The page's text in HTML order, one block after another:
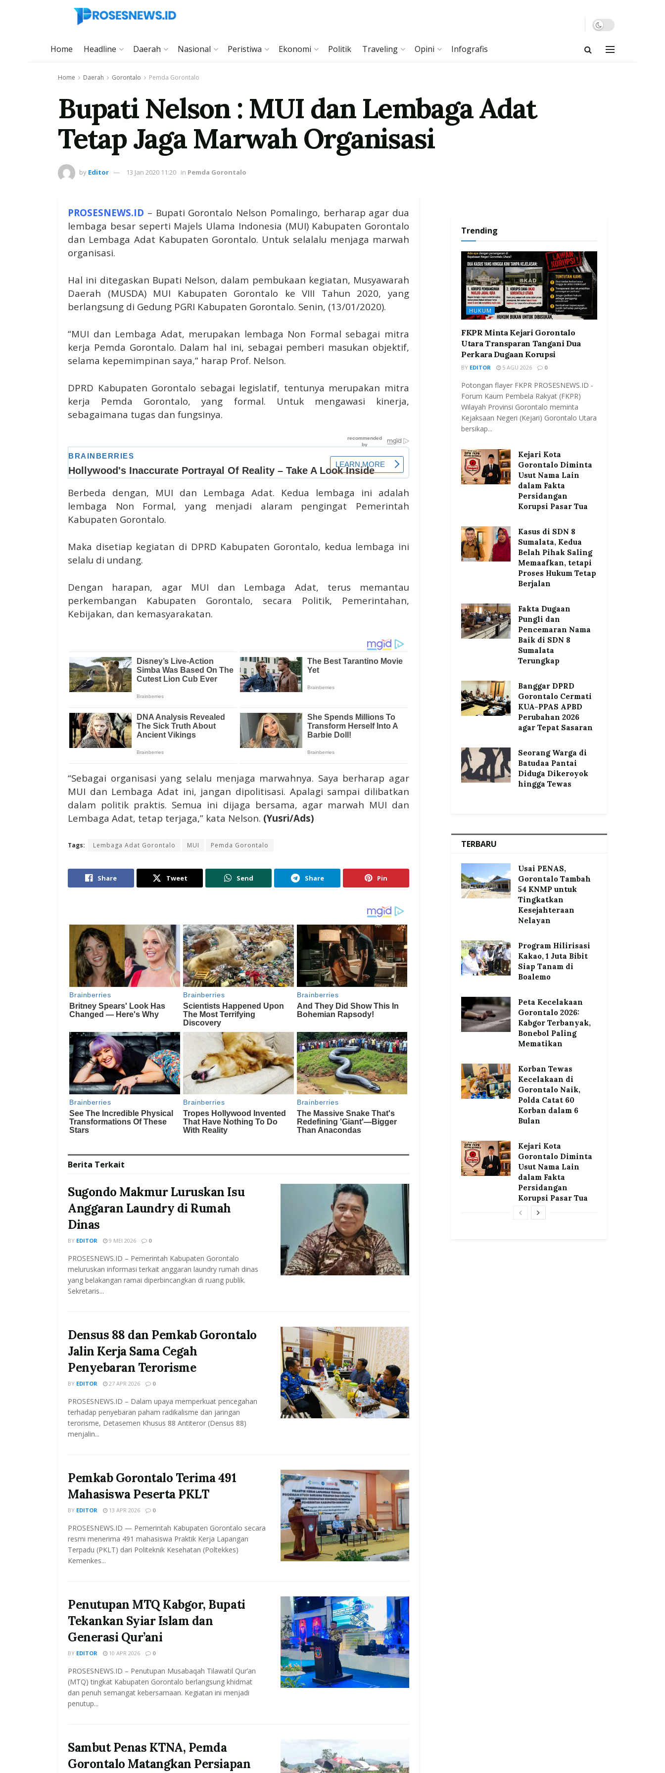
Home Headline Daerah Nasional Peristiwa Ekonomi Politik Traveling Opini Infografis
Home Daerah Gorontalo Pemda Gorontalo
Bupati Nelson : MUI dan Lembaga Adat
Tetap Jaga Marwah Organisasi
by Editor 13 Jan 2020 11:20 in Pemda Gorontalo
PROSESNEWS.ID – Bupati Gorontalo Nelson Pomalingo, berharap agar dua
lembaga besar seperti Majels Ulama Indonesia (MUI) Kabupaten Gorontalo
dan Lembaga Adat Kabupaten Gorontalo. Untuk selalalu menjaga marwah
organisasi.
Hal ini ditegaskan Bupati Nelson, dalam pembukaan kegiatan, Musyawarah
Daerah (MUSDA) MUI Kabupaten Gorontalo ke VIII Tahun 2020, yang
berlangsung di Gedung PGRI Kabupaten Gorontalo. Senin, (13/01/2020).
“MUI dan Lembaga Adat, merupakan lembaga Non Formal sebagai mitra
kerja Pemda Gorontalo. Dalam hal ini, sebagai pemberi masukan objektif,
selama kepemimpinan saya,” harap Prof. Nelson.
DPRD Kabupaten Gorontalo sebagai legislatif, tentunya merupakan mitra
kerja Pemda Gorontalo, yang formal. Untuk mengawasi kinerja,
sebagaimana tugas dan fungsinya.
Berbeda dengan, MUI dan Lembaga Adat. Kedua lembaga ini adalah
lembaga Non Formal, yang menjadi alaram pengingat Pemerintah
Kabupaten Gorontalo.
Maka disetiap kegiatan di DPRD Kabupaten Gorontalo, kedua lembaga ini
selalu di undang.
Dengan harapan, agar MUI dan Lembaga Adat, terus memantau
perkembangan Kabupaten Gorontalo, secara Politik, Pemerintahan,
Kebijakan, dan kemasyarakatan.
“Sebagai organisasi yang selalu menjaga marwahnya. Saya berharap agar
MUI dan Lembaga Adat ini, jangan dipolitisasi. Apalagi sampai dilibatkan
dalam politik praktis. Semua ini dijaga bersama, agar marwah MUI dan
Lembaga Adat, tetap terjaga,” kata Nelson. (Yusri/Ads)
Tags: Lembaga Adat Gorontalo MUI Pemda Gorontalo
Share Tweet Send Share Pin
Berita Terkait
Sugondo Makmur Luruskan Isu
Anggaran Laundry di Rumah
Dinas
BY EDITOR 9 MEI 2026 0
PROSESNEWS.ID – Pemerintah Kabupaten Gorontalo
meluruskan informasi terkait anggaran laundry rumah dinas
yang belakangan ramai diperbincangkan di ruang publik.
Sekretaris...
Densus 88 dan Pemkab Gorontalo
Jalin Kerja Sama Cegah
Penyebaran Terorisme
BY EDITOR 27 APR 2026 0
PROSESNEWS.ID – Dalam upaya memperkuat pencegahan
terhadap penyebaran paham radikalisme dan jaringan
terorisme, Detasemen Khusus 88 Antiteror (Densus 88)
menjalin...
Pemkab Gorontalo Terima 491
Mahasiswa Peserta PKLT
BY EDITOR 13 APR 2026 0
PROSESNEWS.ID — Pemerintah Kabupaten Gorontalo secara
resmi menerima 491 mahasiswa Praktik Kerja Lapangan
Terpadu (PKLT) dari Politeknik Kesehatan (Poltekkes)
Kemenkes...
Penutupan MTQ Kabgor, Bupati
Tekankan Syiar Islam dan
Generasi Qur’ani
BY EDITOR 10 APR 2026 0
PROSESNEWS.ID – Penutupan Musabaqah Tilawatil Qur’an
(MTQ) tingkat Kabupaten Gorontalo berlangsung khidmat
dan penuh semangat kebersamaan. Kegiatan ini menjadi
penutup...
Sambut Penas KTNA, Pemda
Gorontalo Matangkan Persiapan
Trending
HUKUM
FKPR Minta Kejari Gorontalo
Utara Transparan Tangani Dua
Perkara Dugaan Korupsi
BY EDITOR 5 AGU 2026 0
Potongan flayer FKPR PROSESNEWS.ID -
Forum Kaum Pembela Rakyat (FKPR)
Wilayah Provinsi Gorontalo meminta
Kejaksaan Negeri (Kejari) Gorontalo Utara
bersikap...
Kejari Kota
Gorontalo Diminta
Usut Nama Lain
dalam Fakta
Persidangan
Korupsi Pasar Tua
Kasus di SDN 8
Sumalata, Kedua
Belah Pihak Saling
Memaafkan, tetapi
Proses Hukum Tetap
Berjalan
Fakta Dugaan
Pungli dan
Pencemaran Nama
Baik di SDN 8
Sumalata
Terungkap
Banggar DPRD
Gorontalo Cermati
KUA-PPAS APBD
Perubahan 2026
agar Tepat Sasaran
Seorang Warga di
Batudaa Pantai
Diduga Dikeroyok
hingga Tewas
TERBARU
Usai PENAS,
Gorontalo Tambah
54 KNMP untuk
Tingkatkan
Kesejahteraan
Nelayan
Program Hilirisasi
Kakao, 1 Juta Bibit
Siap Tanam di
Boalemo
Peta Kecelakaan
Gorontalo 2026:
Kabgor Terbanyak,
Bonebol Paling
Mematikan
Korban Tewas
Kecelakaan di
Gorontalo Naik,
Polda Catat 60
Korban dalam 6
Bulan
Kejari Kota
Gorontalo Diminta
Usut Nama Lain
dalam Fakta
Persidangan
Korupsi Pasar Tua